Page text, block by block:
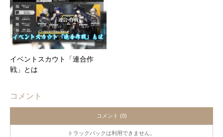
イベントスカウト「連合作
戦」とは
コメント
コメント (0)
トラックバックは利用できません。